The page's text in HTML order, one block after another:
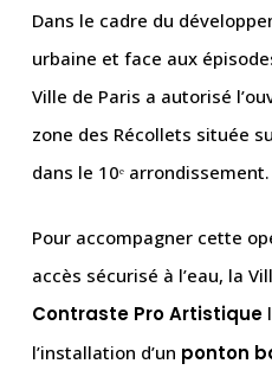
Dans le cadre du
urbaine et face aux
Ville de Paris a autorisé
zone des Récollets située
dans le 10ᵉ arrondissement.
Pour accompagner cette
accès sécurisé à l’eau, la
Contraste Pro Artistique
l’installation d’un ponton